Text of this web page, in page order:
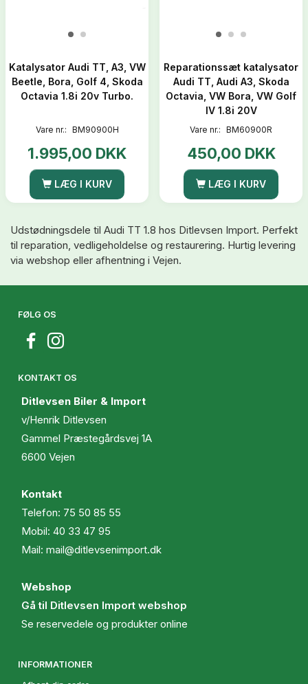
Katalysator Audi TT, A3, VW
Beetle, Bora, Golf 4, Skoda
Octavia 1.8i 20v Turbo.
Vare nr.: BM90900H
1.995,00 DKK
LÆG I KURV
Reparationssæt katalysator
Audi TT, Audi A3, Skoda
Octavia, VW Bora, VW Golf
IV 1.8i 20V
Vare nr.: BM60900R
450,00 DKK
LÆG I KURV
Udstødningsdele til Audi TT 1.8 hos Ditlevsen Import. Perfekt
til reparation, vedligeholdelse og restaurering. Hurtig levering
via webshop eller afhentning i Vejen.
FØLG OS
KONTAKT OS
Ditlevsen Biler & Import
v/Henrik Ditlevsen
Gammel Præstegårdsvej 1A
6600 Vejen
Kontakt
Telefon: 75 50 85 55
Mobil: 40 33 47 95
Mail: mail@ditlevsenimport.dk
Webshop
Gå til Ditlevsen Import webshop
Se reservedele og produkter online
INFORMATIONER